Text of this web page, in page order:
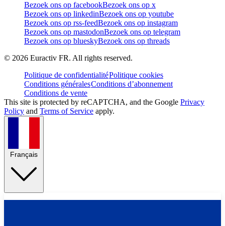
Bezoek ons op facebookBezoek ons op x
Bezoek ons op linkedinBezoek ons op youtube
Bezoek ons op rss-feedBezoek ons op instagram
Bezoek ons op mastodonBezoek ons op telegram
Bezoek ons op blueskyBezoek ons op threads
© 2026 Euractiv FR. All rights reserved.
Politique de confidentialitéPolitique cookies
Conditions généralesConditions d’abonnement
Conditions de vente
This site is protected by reCAPTCHA, and the Google Privacy
Policy and Terms of Service apply.
Français